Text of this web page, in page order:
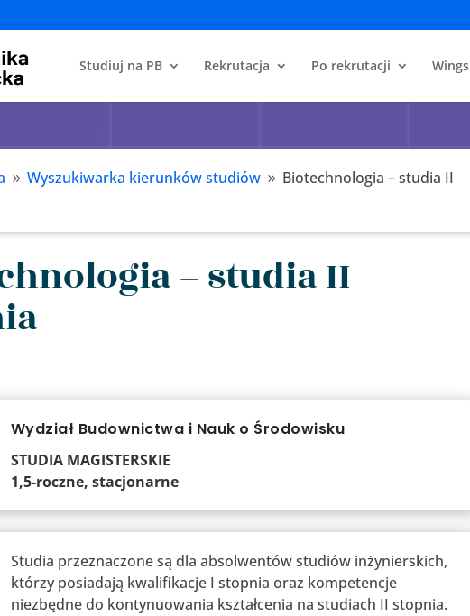
Studiuj na PB Rekrutacja Po rekrutacji Wings
9 Wyszukiwarka kierunków studiów 9 Biotechnologia – studia II
– studia II
Wydział Budownictwa i Nauk o Środowisku
STUDIA MAGISTERSKIE
1,5-roczne, stacjonarne
Studia przeznaczone są dla absolwentów studiów inżynierskich,
którzy posiadają kwalifikacje I stopnia oraz kompetencje
niezbędne do kontynuowania kształcenia na studiach II stopnia.